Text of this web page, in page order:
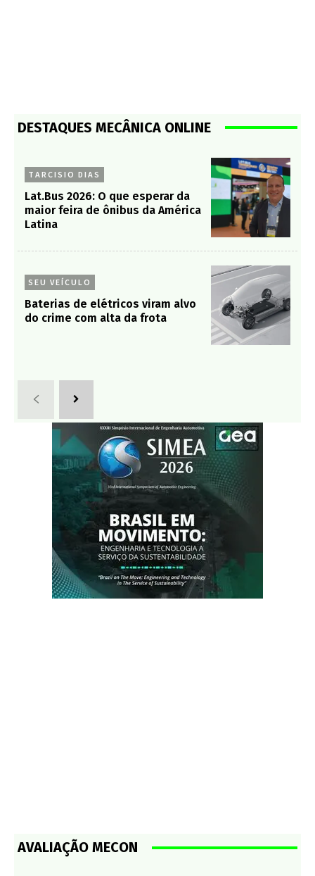
DESTAQUES MECÂNICA ONLINE
TARCISIO DIAS
Lat.Bus 2026: O que esperar da
maior feira de ônibus da América
Latina
SEU VEÍCULO
Baterias de elétricos viram alvo
do crime com alta da frota
AVALIAÇÃO MECON